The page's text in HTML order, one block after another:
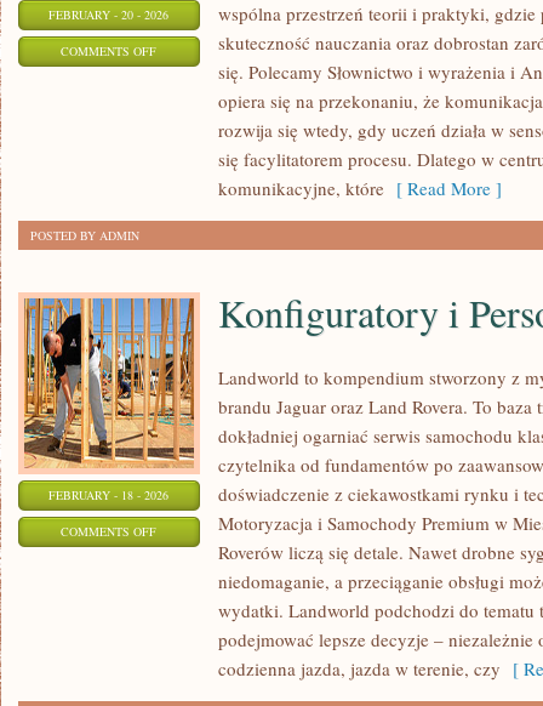
FEBRUARY - 20 - 2026
COMMENTS OFFON
ANGIELSKU
wspólna przestrzeń teorii i praktyki, gdzie
skuteczność nauczania oraz dobrostan
się. Polecamy Słownictwo i wyrażenia i
opiera się na przekonaniu, że
rozwija się wtedy, gdy uczeń działa w
się facylitatorem procesu. Dlatego w
komunikacyjne, które [ Read More ]
POSTED BY ADMIN
FEBRUARY - 18 - 2026
COMMENTS OFFON
KONFIGURATORY
PERSONALIZACJA
Konfiguratory i
Landworld to kompendium stworzony z
brandu Jaguar oraz Land Rovera. To
dokładniej ogarniać serwis samochodu
czytelnika od fundamentów po
doświadczenie z ciekawostkami rynku i
Motoryzacja i Samochody Premium w
Roverów liczą się detale. Nawet drobne
niedomaganie, a przeciąganie obsługi
wydatki. Landworld podchodzi do tematu
podejmować lepsze decyzje –
codzienna jazda, jazda w terenie, czy [